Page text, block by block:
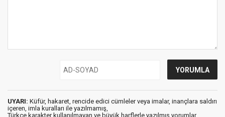
UYARI: Küfür, hakaret, rencide edici cümleler veya imalar, inançlara saldırı
içeren, imla kuralları ile yazılmamış,
Türkçe karakter kullanılmayan ve büyük harflerle yazılmış yorumlar